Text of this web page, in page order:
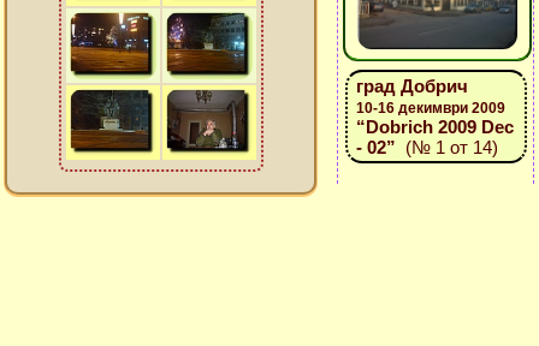
град Добрич
10-16 декимври 2009
“Dobrich 2009 Dec
- 02” (№ 1 от 14)